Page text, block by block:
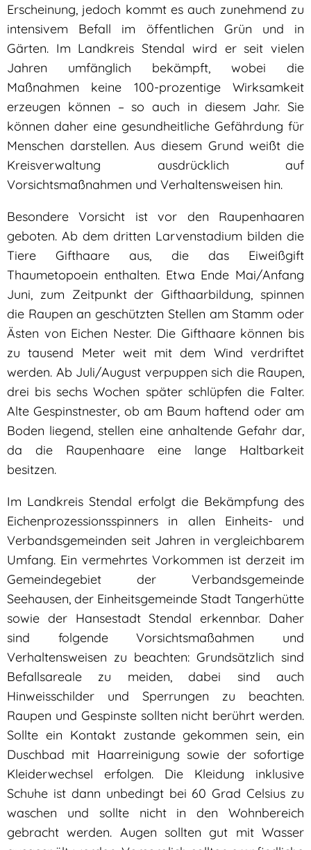
Erscheinung, jedoch kommt es auch zunehmend zu
intensivem Befall im öffentlichen Grün und in
Gärten. Im Landkreis Stendal wird er seit vielen
Jahren umfänglich bekämpft, wobei die
Maßnahmen keine 100-prozentige Wirksamkeit
erzeugen können – so auch in diesem Jahr. Sie
können daher eine gesundheitliche Gefährdung für
Menschen darstellen. Aus diesem Grund weißt die
Kreisverwaltung ausdrücklich auf
Vorsichtsmaßnahmen und Verhaltensweisen hin.
Besondere Vorsicht ist vor den Raupenhaaren
geboten. Ab dem dritten Larvenstadium bilden die
Tiere Gifthaare aus, die das Eiweißgift
Thaumetopoein enthalten. Etwa Ende Mai/Anfang
Juni, zum Zeitpunkt der Gifthaarbildung, spinnen
die Raupen an geschützten Stellen am Stamm oder
Ästen von Eichen Nester. Die Gifthaare können bis
zu tausend Meter weit mit dem Wind verdriftet
werden. Ab Juli/August verpuppen sich die Raupen,
drei bis sechs Wochen später schlüpfen die Falter.
Alte Gespinstnester, ob am Baum haftend oder am
Boden liegend, stellen eine anhaltende Gefahr dar,
da die Raupenhaare eine lange Haltbarkeit
besitzen.
Im Landkreis Stendal erfolgt die Bekämpfung des
Eichenprozessionsspinners in allen Einheits- und
Verbandsgemeinden seit Jahren in vergleichbarem
Umfang. Ein vermehrtes Vorkommen ist derzeit im
Gemeindegebiet der Verbandsgemeinde
Seehausen, der Einheitsgemeinde Stadt Tangerhütte
sowie der Hansestadt Stendal erkennbar. Daher
sind folgende Vorsichtsmaßahmen und
Verhaltensweisen zu beachten: Grundsätzlich sind
Befallsareale zu meiden, dabei sind auch
Hinweisschilder und Sperrungen zu beachten.
Raupen und Gespinste sollten nicht berührt werden.
Sollte ein Kontakt zustande gekommen sein, ein
Duschbad mit Haarreinigung sowie der sofortige
Kleiderwechsel erfolgen. Die Kleidung inklusive
Schuhe ist dann unbedingt bei 60 Grad Celsius zu
waschen und sollte nicht in den Wohnbereich
gebracht werden. Augen sollten gut mit Wasser